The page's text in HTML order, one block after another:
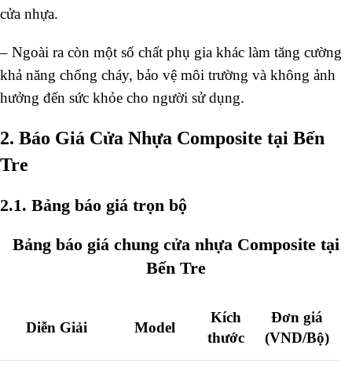
cửa nhựa.
– Ngoài ra còn một số chất phụ gia khác làm tăng cường
khả năng chống cháy, bảo vệ môi trường và không ảnh
hưởng đến sức khỏe cho người sử dụng.
2. Báo Giá Cửa Nhựa Composite tại Bến
Tre
2.1. Bảng báo giá trọn bộ
Bảng báo giá chung cửa nhựa Composite tại
Bến Tre
Diễn Giải Model
Kích
thước
Đơn giá
(VND/Bộ)